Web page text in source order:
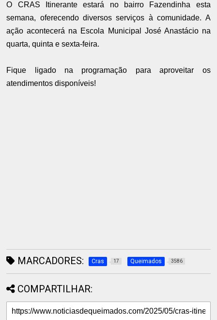
O CRAS Itinerante estará no bairro Fazendinha esta
semana, oferecendo diversos serviços à comunidade. A
ação acontecerá na Escola Municipal José Anastácio na
quarta, quinta e sexta-feira.
Fique ligado na programação para aproveitar os
atendimentos disponíveis!
MARCADORES: Cras 17 Queimados 3586
COMPARTILHAR: